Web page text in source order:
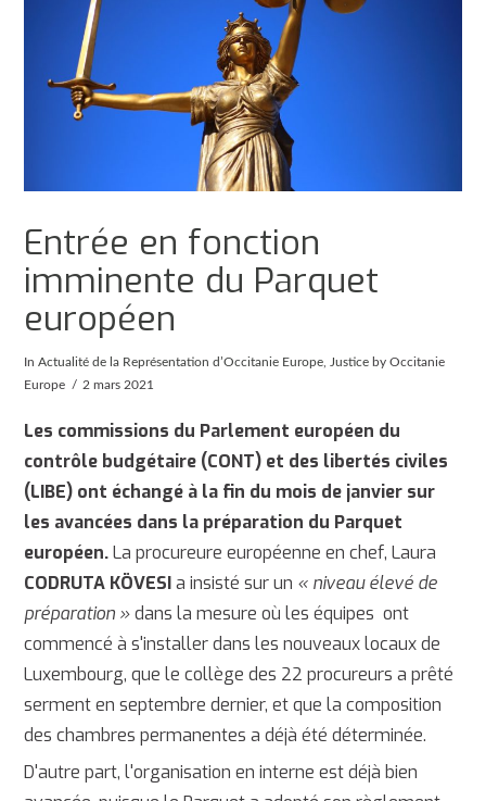
Entrée en fonction
imminente du Parquet
européen
InActualité de la Représentation d’Occitanie Europe Justice by Occitanie
Europe
2 mars 2021
Les commissions du Parlement européen du
contrôle budgétaire (CONT) et des libertés civiles
(LIBE) ont échangé à la fin du mois de janvier sur
les avancées dans la préparation du Parquet
européen.La procureure européenne en chef, Laura
CODRUTA KÖVESIa insisté sur un « niveau élevé de
préparation »dans la mesure où les équipes ont
commencé à s'installer dans les nouveaux locaux de
Luxembourg, que le collège des 22 procureurs a prêté
serment en septembre dernier, et que la composition
des chambres permanentes a déjà été déterminée.
D'autre part, l'organisation en interne est déjà bien